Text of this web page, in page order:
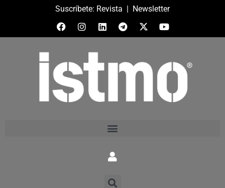
Suscríbete: Revista | Newsletter